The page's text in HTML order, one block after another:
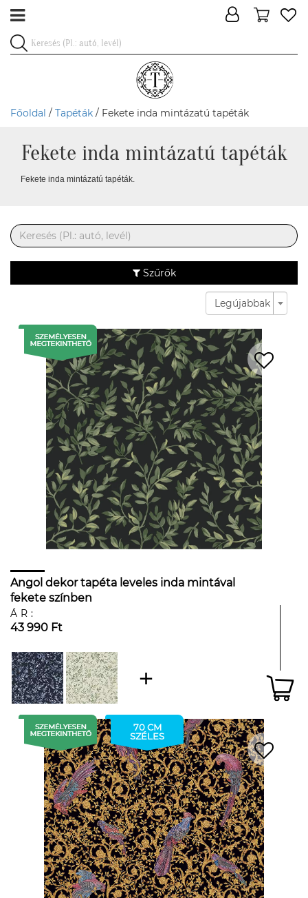
Főoldal / Tapéták / Fekete inda mintázatú tapéták
Fekete inda mintázatú tapéták
Fekete inda mintázatú tapéták.
Szűrők
Legújabbak
Angol dekor tapéta leveles inda mintával
fekete színben
ÁR:
43 990 Ft
70 CM
SZÉLES